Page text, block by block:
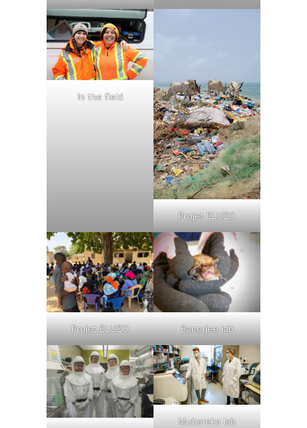
In the field
Projet ELUZO
Projet ELUZO Banerjee lab
Mubareka lab